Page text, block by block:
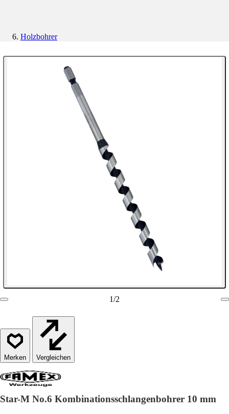
Holzbohrer
1/2
Vergleichen
Star-M No.6 Kombinationsschlangenbohrer 10 mm